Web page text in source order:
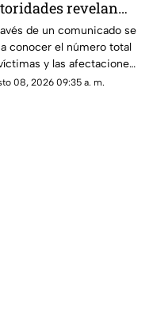
revelan
información tras
de la pipa
LP en
de un comunicado se
conocer el número total
y las afectaciones
el siniestro.
08, 2026 09:35 a. m.